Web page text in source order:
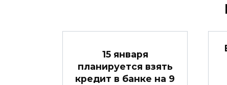
15 января
планируется взять
кредит в банке на 9